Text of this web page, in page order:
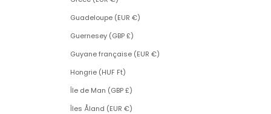
Guadeloupe (EUR €)
Guernesey (GBP £)
Guyane française (EUR €)
Hongrie (HUF Ft)
Île de Man (GBP £)
Îles Åland (EUR €)